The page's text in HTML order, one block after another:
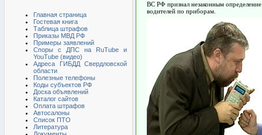
Главная страница
Гостевая книга
Таблица штрафов
Приказы МВД РФ
Примеры заявлений
Споры с ДПС на RuTube и
YouTube (видео)
Адреса ГИБДД Свердловской
области
Полезные телефоны
Коды субъектов РФ
Доска объявлений
Каталог сайтов
Оплата штрафов
Автосалоны
Список ПТО
Литература
ВС РФ признал незаконным
водителей по приборам.